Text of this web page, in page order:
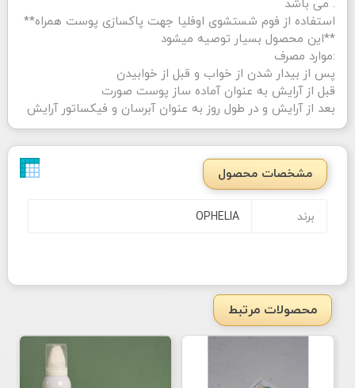
**استفاده از فوم شستشوی اوفلیا جهت پاکسازی پوست همراه
این محصول بسیار توصیه میشود**
موارد مصرف:
پس از بیدار شدن از خواب و قبل از خوابیدن
قبل از آرایش به عنوان آماده ساز پوست صورت
بعد از آرایش و در طول روز به عنوان آبرسان و فیکساتور آرایش
مشخصات محصول
برند OPHELIA
محصولات مرتبط